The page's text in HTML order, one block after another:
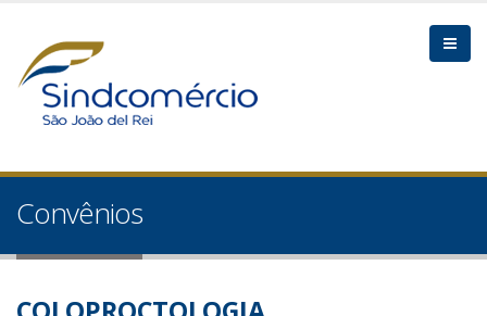
Convênios